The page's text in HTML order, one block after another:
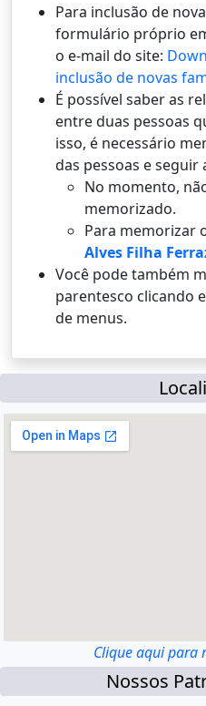
Para inclusão de
formulário próprio
o e-mail do site:
inclusão de novas
É possí­vel saber as
entre duas pessoas
isso, é necessário
das pessoas e
No momento,
memorizado.
Para memorizar
Alves Filha
Você pode também
parentesco clicando
de menus.
Clique aqui para
Nossos